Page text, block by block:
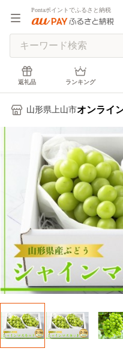
Pontaポイントでふるさと納税
返礼品 ランキング
山形県上山市オンライ